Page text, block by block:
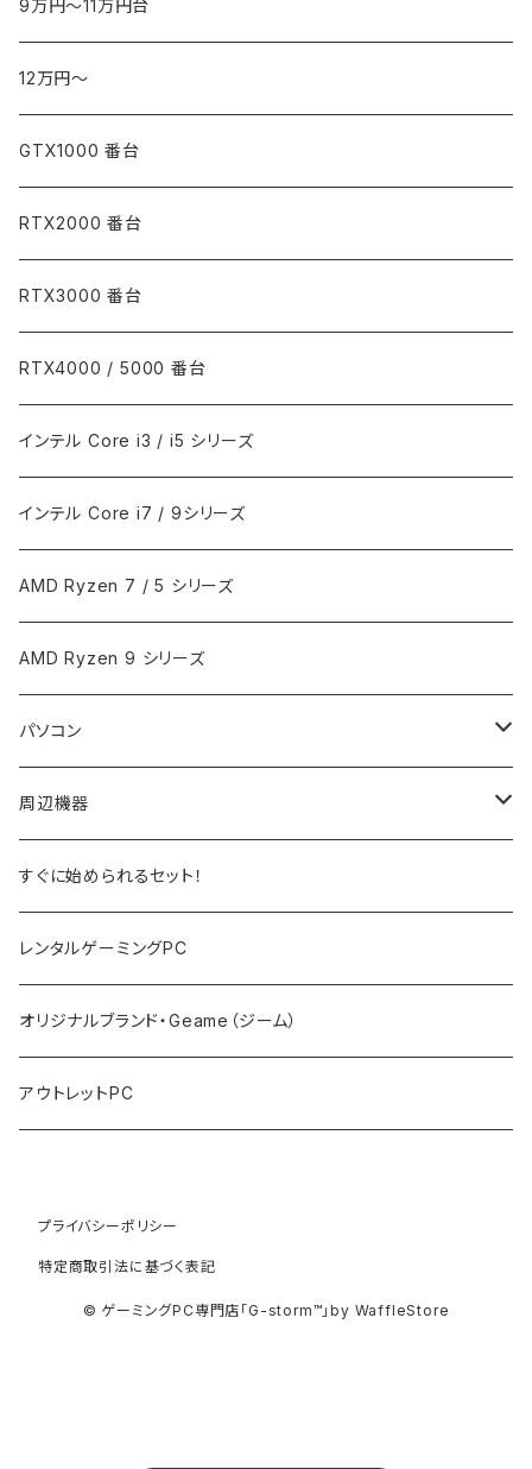
9万円～11万円台
12万円～
GTX1000 番台
RTX2000 番台
RTX3000 番台
RTX4000 / 5000 番台
インテル Core i3 / i5 シリーズ
インテル Core i7 / 9シリーズ
AMD Ryzen 7 / 5 シリーズ
AMD Ryzen 9 シリーズ
パソコン
ノートPC
デスクトップPC
PCサーバー
周辺機器
モニター
キーボード
マウス
プロジェクタ
すぐに始められるセット！
レンタルゲーミングPC
オリジナルブランド・Geame（ジーム）
アウトレットPC
プライバシーポリシー
特定商取引法に基づく表記
© ゲーミングPC専門店「G-storm™」by WaffleStore